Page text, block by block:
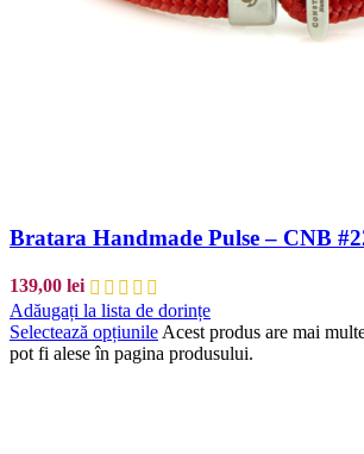
Bratara Handmade Pulse – CNB
139,00 lei
Adăugați la lista de dorințe
Selectează opțiunile Acest produs are mai
pot fi alese în pagina produsului.